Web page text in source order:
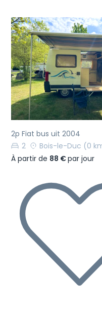
Précédent
2p Fiat bus uit 2004
2
Bois-le-Duc (0
À partir de 88 €par jour